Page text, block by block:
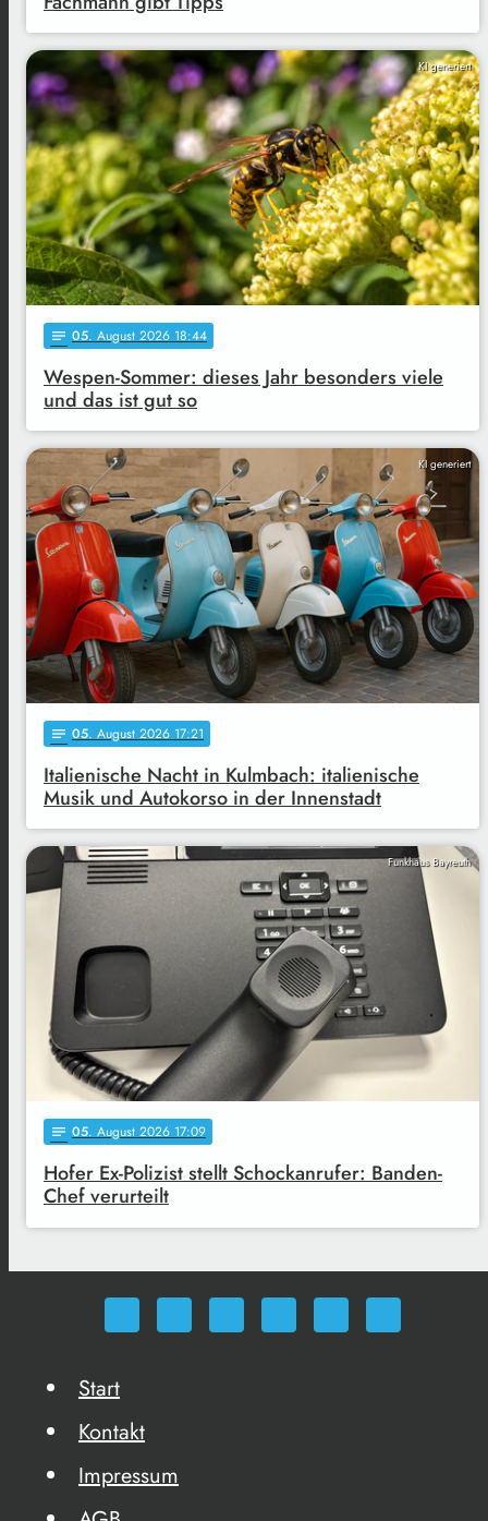
KI generiert
notes 05. August 2026 18:44
Wespen-Sommer: dieses Jahr besonders viele
und das ist gut so
KI generiert
notes 05. August 2026 17:21
Italienische Nacht in Kulmbach: italienische
Musik und Autokorso in der Innenstadt
Funkhaus Bayreuth
notes 05. August 2026 17:09
Hofer Ex-Polizist stellt Schockanrufer: Banden-
Chef verurteilt
Start
Kontakt
Impressum